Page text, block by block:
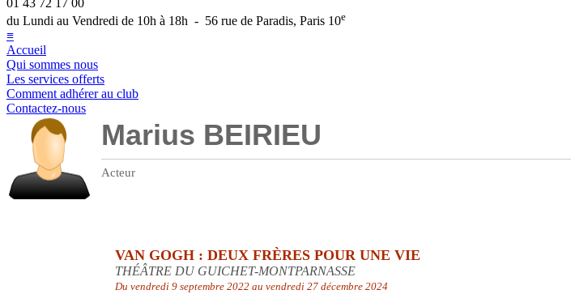
01 43 72 17 00
du Lundi au Vendredi de 10h à 18h - 56 rue de Paradis, Paris 10e
≡
Accueil
Qui sommes nous
Les services offerts
Comment adhérer au club
Contactez-nous
Marius BEIRIEU
Acteur
VAN GOGH : DEUX FRÈRES POUR UNE VIE
THÉÂTRE DU GUICHET-MONTPARNASSE
Du vendredi 9 septembre 2022 au vendredi 27 décembre 2024